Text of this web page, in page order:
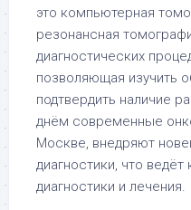
это компьютерная
резонансная
диагностических
позволяющая изучить
подтвердить наличие
днём современные
Москве, внедряют
диагностики, что
диагностики и лечения.